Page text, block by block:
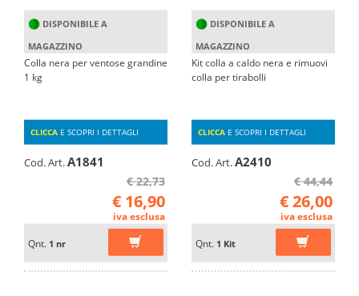
DISPONIBILE A
MAGAZZINO
Colla nera per ventose grandine
1 kg
CLICCA E SCOPRI I DETTAGLI
Cod. Art.A1841
€ 22,73
€ 16,90
iva esclusa
Qnt. 1 nr
DISPONIBILE A
MAGAZZINO
Kit colla a caldo nera e rimuovi
colla per tirabolli
CLICCA E SCOPRI I DETTAGLI
Cod. Art.A2410
€ 44,44
€ 26,00
iva esclusa
Qnt. 1 Kit